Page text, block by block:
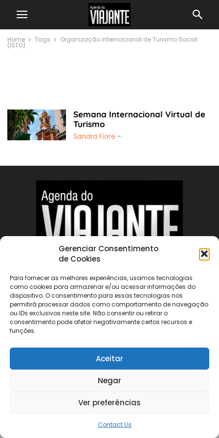
Gerenciar Consentimento
de Cookies
Para fornecer as melhores experiências, usamos tecnologias
como cookies para armazenar e/ou acessar informações do
dispositivo. O consentimento para essas tecnologias nos
permitirá processar dados como comportamento de navegação
ou IDs exclusivos neste site. Não consentir ou retirar o
consentimento pode afetar negativamente certos recursos e
funções.
Aceitar
Negar
Ver preferências
Contact Us
Home Tags Organização Internacional de Turismo Social
(ISTO)
Semana Internacional Virtual de
Turismo
Sandra Fiore -
ABOUT US
FOLLOW US